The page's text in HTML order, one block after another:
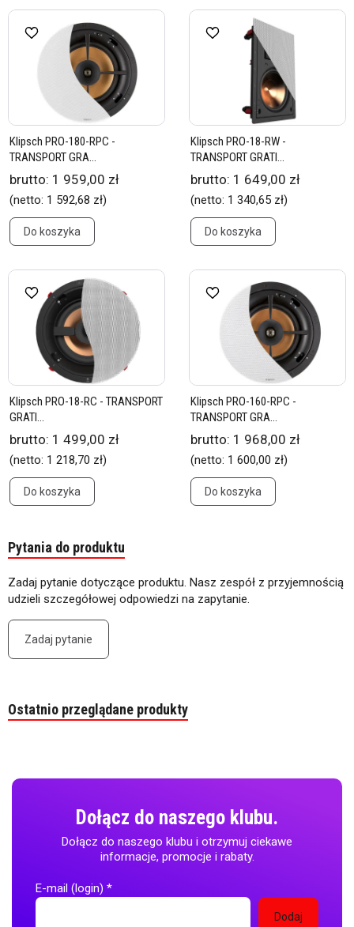
Klipsch PRO-180-RPC -
TRANSPORT GRA...
brutto: 1 959,00 zł
(netto: 1 592,68 zł)
Do koszyka
Klipsch PRO-18-RW -
TRANSPORT GRATI...
brutto: 1 649,00 zł
(netto: 1 340,65 zł)
Do koszyka
Klipsch PRO-18-RC - TRANSPORT
GRATI...
brutto: 1 499,00 zł
(netto: 1 218,70 zł)
Do koszyka
Klipsch PRO-160-RPC -
TRANSPORT GRA...
brutto: 1 968,00 zł
(netto: 1 600,00 zł)
Do koszyka
Pytania do produktu
Zadaj pytanie dotyczące produktu. Nasz zespół z przyjemnością
udzieli szczegółowej odpowiedzi na zapytanie.
Zadaj pytanie
Ostatnio przeglądane produkty
Dołącz do naszego klubu.
Dołącz do naszego klubu i otrzymuj ciekawe
informacje, promocje i rabaty.
E-mail (login) *